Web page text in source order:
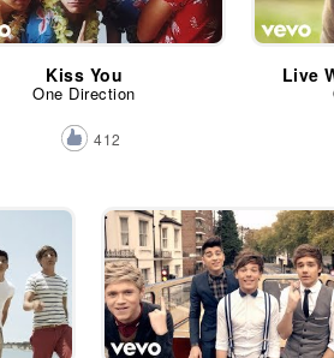
Kiss You
One Direction
412
Live